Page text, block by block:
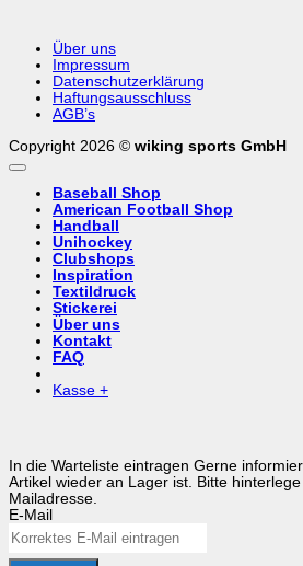
Über uns
Impressum
Datenschutzerklärung
Haftungsausschluss
AGB’s
Copyright 2026 © wiking sports GmbH
Baseball Shop
American Football Shop
Handball
Unihockey
Clubshops
Inspiration
Textildruck
Stickerei
Über uns
Kontakt
FAQ
Kasse +
In die Warteliste eintragen Gerne
Artikel wieder an Lager ist. Bitte
Mailadresse.
E-Mail